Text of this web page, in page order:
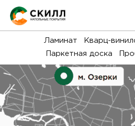
Ламинат
Кварц-
Паркетная доска